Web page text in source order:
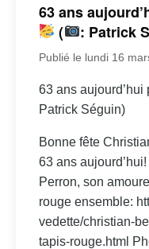
63 ans
(
: Patrick
Publié le lundi 16
63 ans
Patrick Séguin)
Bonne fête
63 ans
Perron, son
rouge ensemble:
vedette/christian-
tapis-rouge.html